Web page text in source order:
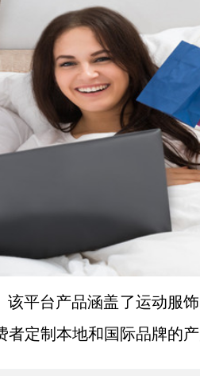
平台产品涵盖了运动服
者定制本地和国际品牌的产